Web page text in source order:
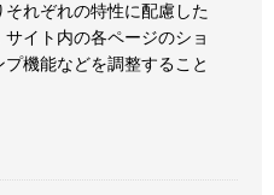
れぞれの特性に配慮した
イト内の各ページのショ
機能などを調整すること